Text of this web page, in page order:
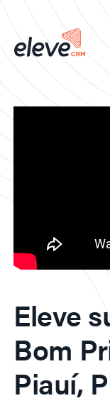
Eleve
Bom
Piauí,